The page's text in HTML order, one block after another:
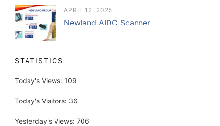
APRIL 12, 2025
Newland AIDC Scanner
STATISTICS
Today's Views: 109
Today's Visitors: 36
Yesterday's Views: 706